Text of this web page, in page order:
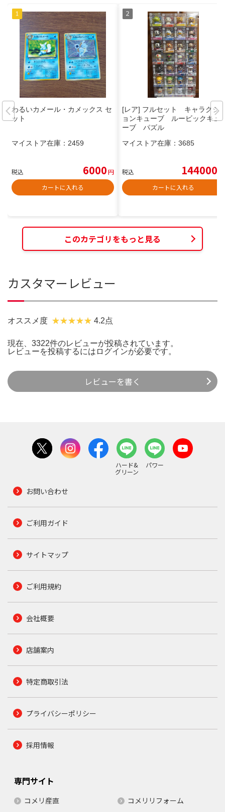
わるいカメール・カメックス セ
ット
マイストア在庫： 2459
税込 6000円
カートに入れる
[レア] フルセット キャラクシ
ョンキューブ ルービックキュ
ーブ パズル
マイストア在庫： 3685
税込 144000
カートに入れる
このカテゴリをもっと見る
カスタマーレビュー
オススメ度 4.2点
現在、3322件のレビューが投稿されています。
レビューを投稿するには ログインが必要です。
レビューを書く
ハード&
グリーン
パワー
お問い合わせ
ご利用ガイド
サイトマップ
ご利用規約
会社概要
店舗案内
特定商取引法
プライバシーポリシー
採用情報
専門サイト
コメリ産直 コメリリフォーム